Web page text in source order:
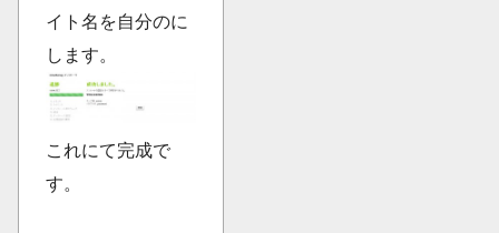
イト名を自分のに
します。
これにて完成で
す。